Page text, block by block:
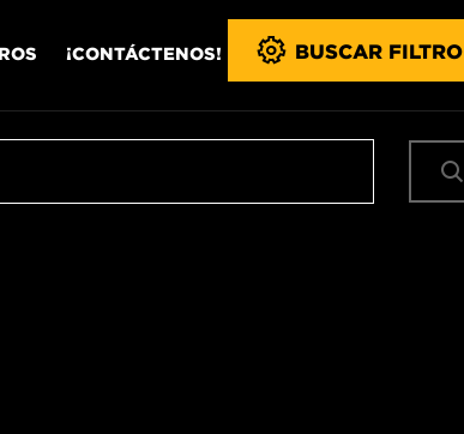
¡CONTÁCTENOS! BUSCAR FILTRO